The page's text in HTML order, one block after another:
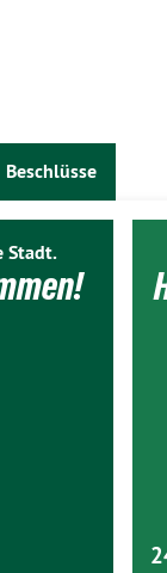
Beschlüsse
Stadt.